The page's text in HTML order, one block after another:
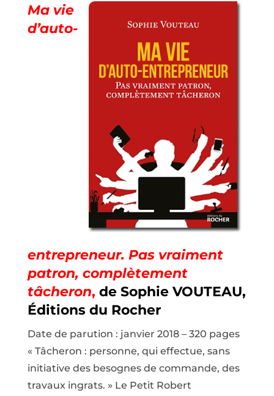
Ma vie
d’auto-
entrepreneur. Pas vraiment
patron, complètement
tâcheron, de Sophie VOUTEAU,
Éditions du Rocher
Date de parution : janvier 2018 – 320 pages
« Tâcheron : personne, qui effectue, sans
initiative des besognes de commande, des
travaux ingrats. » Le Petit Robert